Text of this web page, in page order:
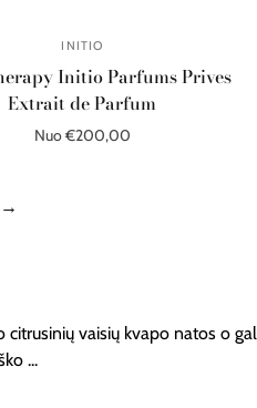
INITIO
Initio Parfums Prives
Extrait de Parfum
Nuo €200,00
→
citrusinių vaisių kvapo natos o gal
...